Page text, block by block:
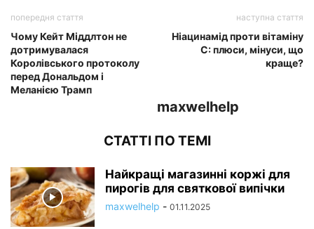
попередня стаття
Чому Кейт Міддлтон не
дотримувалася
Королівського протоколу
перед Дональдом і
Меланією Трамп
наступна стаття
Ніацинамід проти вітаміну
С: плюси, мінуси, що
краще?
maxwelhelp
СТАТТІ ПО ТЕМІ
Найкращі магазинні коржі для
пирогів для святкової випічки
maxwelhelp - 01.11.2025